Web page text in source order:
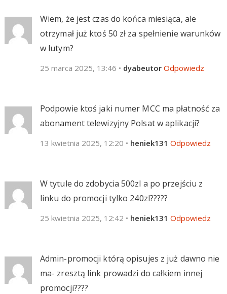
Wiem, że jest czas do końca miesiąca, ale
otrzymał już ktoś 50 zł za spełnienie warunków
w lutym?
25 marca 2025, 13:46 • dyabeutor Odpowiedz
Podpowie ktoś jaki numer MCC ma płatność za
abonament telewizyjny Polsat w aplikacji?
13 kwietnia 2025, 12:20 • heniek131 Odpowiedz
W tytule do zdobycia 500zl a po przejściu z
linku do promocji tylko 240zl?????
25 kwietnia 2025, 12:42 • heniek131 Odpowiedz
Admin-promocji którą opisujes z już dawno nie
ma- zresztą link prowadzi do całkiem innej
promocji????